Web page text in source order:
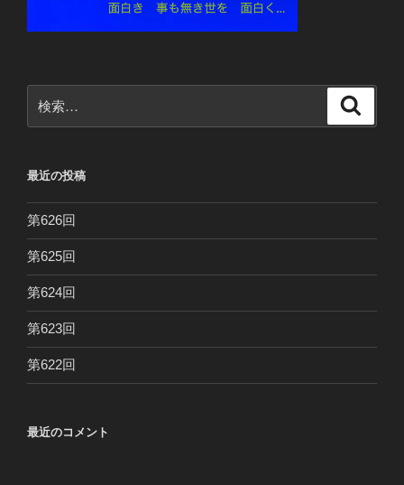
索:
最近の投稿
第626回
第625回
第624回
第623回
第622回
最近のコメント